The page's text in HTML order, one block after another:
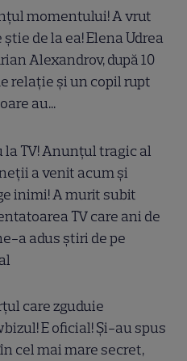
momentului! A vrut
știe de la ea! Elena Udrea
Alexandrov, după 10
relație și un copil rupt
au...
la TV! Anunțul tragic al
a venit acum și
inimi! A murit subit
TV care ani de
a adus știri de pe
care zguduie
E oficial! Și-au spus
cel mai mare secret,